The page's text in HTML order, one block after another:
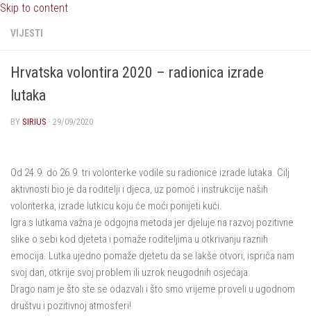
Skip to content
VIJESTI
Hrvatska volontira 2020 – radionica izrade
lutaka
BY SIRIUS · 29/09/2020
Od 24.9. do 26.9. tri volonterke vodile su radionice izrade lutaka. Cilj
aktivnosti bio je da roditelji i djeca, uz pomoć i instrukcije naših
volonterka, izrade lutkicu koju će moći ponijeti kući.
Igra s lutkama važna je odgojna metoda jer djeluje na razvoj pozitivne
slike o sebi kod djeteta i pomaže roditeljima u otkrivanju raznih
emocija. Lutka ujedno pomaže djetetu da se lakše otvori, ispriča nam
svoj dan, otkrije svoj problem ili uzrok neugodnih osjećaja.
Drago nam je što ste se odazvali i što smo vrijeme proveli u ugodnom
društvu i pozitivnoj atmosferi!